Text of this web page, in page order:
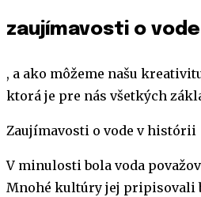
zaujímavosti o vode
, a ako môžeme našu
ktorá je pre nás všetkých
Zaujímavosti o vode v histórii
V minulosti bola voda
Mnohé kultúry jej pripisovali